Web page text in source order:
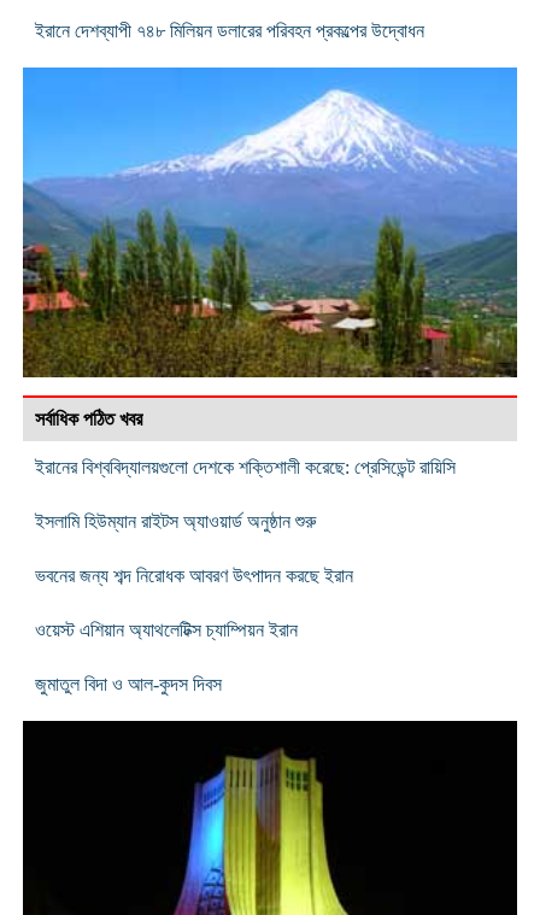
ইরানে দেশব্যাপী ৭৪৮ মিলিয়ন ডলারের পরিবহন প্রকল্পের উদ্বোধন
সর্বাধিক পঠিত খবর
ইরানের বিশ্ববিদ্যালয়গুলো দেশকে শক্তিশালী করেছে: প্রেসিডেন্ট রায়িসি
ইসলামি হিউম্যান রাইটস অ্যাওয়ার্ড অনুষ্ঠান শুরু
ভবনের জন্য শব্দ নিরোধক আবরণ উৎপাদন করছে ইরান
ওয়েস্ট এশিয়ান অ্যাথলেটিক্স চ্যাম্পিয়ন ইরান
জুমাতুল বিদা ও আল-কুদস দিবস